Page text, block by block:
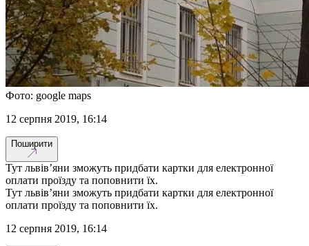
Фото: google maps
12 серпня 2019, 16:14
Поширити
Тут львів’яни зможуть придбати картки для електронної
оплати проїзду та поповнити їх.
Тут львів’яни зможуть придбати картки для електронної
оплати проїзду та поповнити їх.
12 серпня 2019, 16:14